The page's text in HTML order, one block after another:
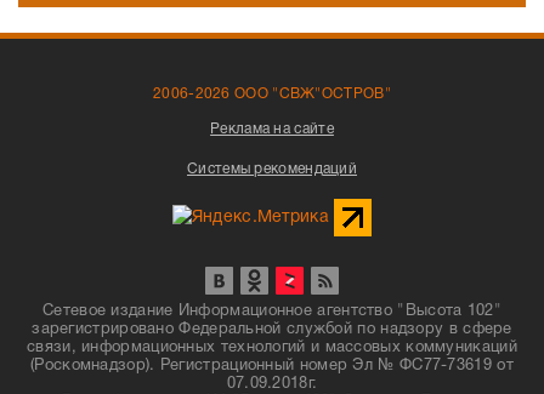
2006-2026 ООО "СВЖ"ОСТРОВ"
Реклама на сайте
Системы рекомендаций
Сетевое издание Информационное агентство "Высота 102"
зарегистрировано Федеральной службой по надзору в сфере
связи, информационных технологий и массовых коммуникаций
(Роскомнадзор). Регистрационный номер Эл № ФС77-73619 от
07.09.2018г.